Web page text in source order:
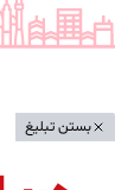
بستن تبلیغ